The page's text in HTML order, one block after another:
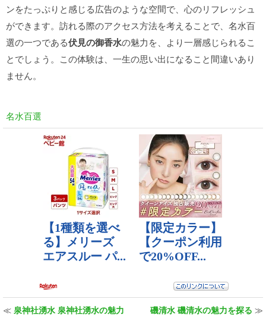
ンをたっぷりと感じる広告のような空間で、心のリフレッシュ
ができます。訪れる際のアクセス方法を考えることで、名水百
選の一つである伏見の御香水の魅力を、より一層感じられるこ
とでしょう。この体験は、一生の思い出になること間違いあり
ません。
名水百選
≪ 泉神社湧水 泉神社湧水の魅力 磯清水 磯清水の魅力を探る ≫